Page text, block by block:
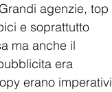
agenzie, top
e soprattutto
ma anche il
era
erano imperativi